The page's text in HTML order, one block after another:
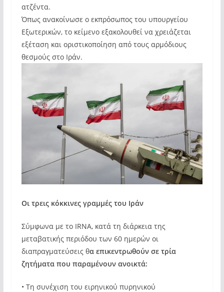
ατζέντα.
Όπως ανακοίνωσε ο εκπρόσωπος του υπουργείου
Εξωτερικών, το κείμενο εξακολουθεί να χρειάζεται
εξέταση και οριστικοποίηση από τους αρμόδιους
θεσμούς στο Ιράν.
Οι τρεις κόκκινες γραμμές του Ιράν
Σύμφωνα με το IRNA, κατά τη διάρκεια της
μεταβατικής περιόδου των 60 ημερών οι
διαπραγματεύσεις θα επικεντρωθούν σε τρία
ζητήματα που παραμένουν ανοικτά:
• Τη συνέχιση του ειρηνικού πυρηνικού